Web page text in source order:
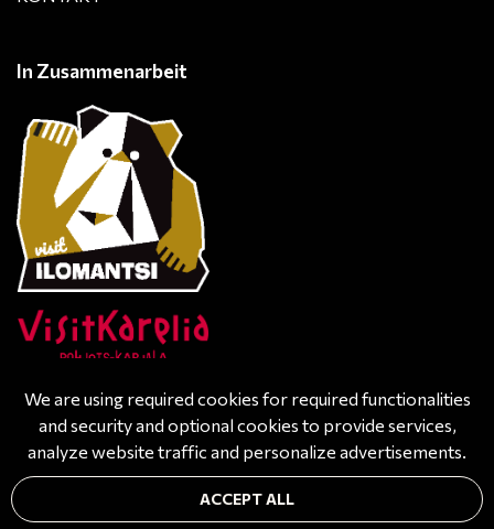
We are using required cookies for required functionalities
and security and optional cookies to provide services,
analyze website traffic and personalize advertisements.
ACCEPT ALL
In Zusammenarbeit
© All rights reserved. Powered by atFlow Oy
byTähkä-Design| Photo-, videography bySTC Tuotanto